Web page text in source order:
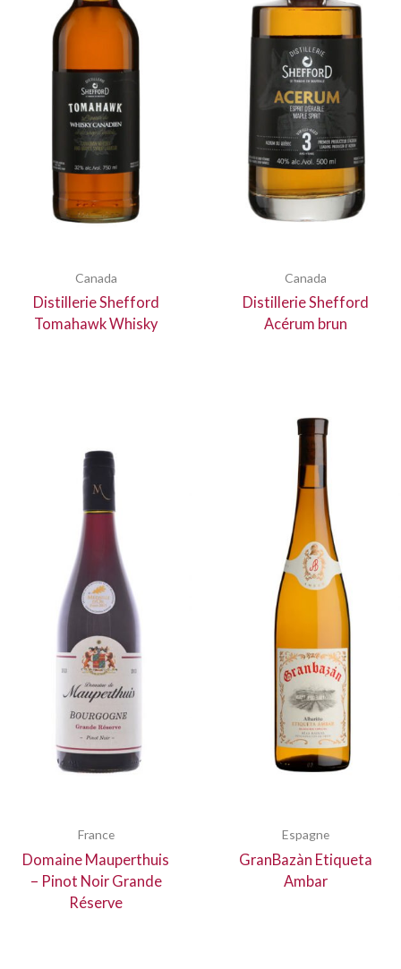
Canada
Distillerie Shefford
Tomahawk Whisky
Canada
Distillerie Shefford
Acérum brun
France
Domaine Mauperthuis
– Pinot Noir Grande
Réserve
Espagne
GranBazàn Etiqueta
Ambar